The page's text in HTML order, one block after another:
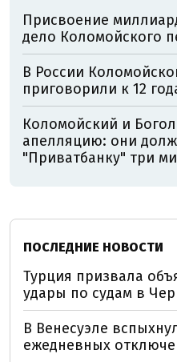
Присвоение
дело Коломойского
В России
приговорили к 12
Коломойский и
апелляцию: они
"Приватбанку" три
ПОСЛЕДНИЕ НОВОСТИ
Турция призвала
удары по судам в
В Венесуэле
ежедневных